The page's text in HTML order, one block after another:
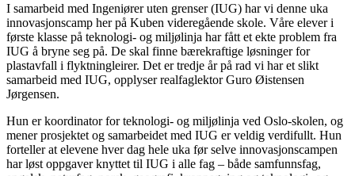
I samarbeid med Ingeniører uten grenser (IUG) har vi denne uka
innovasjonscamp her på Kuben videregående skole. Våre elever i
første klasse på teknologi- og miljølinja har fått et ekte problem fra
IUG å bryne seg på. De skal finne bærekraftige løsninger for
plastavfall i flyktningleirer. Det er tredje år på rad vi har et slikt
samarbeid med IUG, opplyser realfaglektor Guro Øistensen
Jørgensen.
Hun er koordinator for teknologi- og miljølinja ved Oslo-skolen, og
mener prosjektet og samarbeidet med IUG er veldig verdifullt. Hun
forteller at elevene hver dag hele uka før selve innovasjonscampen
har løst oppgaver knyttet til IUG i alle fag – både samfunnsfag,